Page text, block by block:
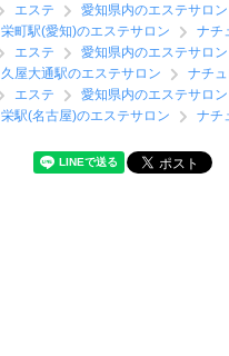
エステ
愛知県内のエステサロン
栄町駅(愛知)のエステサロン ナチ
エステ
愛知県内のエステサロン
久屋大通駅のエステサロン ナチ
エステ
愛知県内のエステサロン
栄駅(名古屋)のエステサロン ナチ